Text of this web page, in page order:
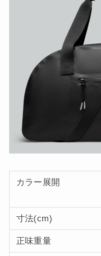
カラー展開
寸法(cm)
正味重量